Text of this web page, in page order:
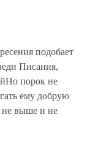
подобает
Писания,
порок не
ему добрую
не выше и не